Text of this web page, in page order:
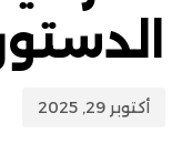
أكتوبر 29, 2025